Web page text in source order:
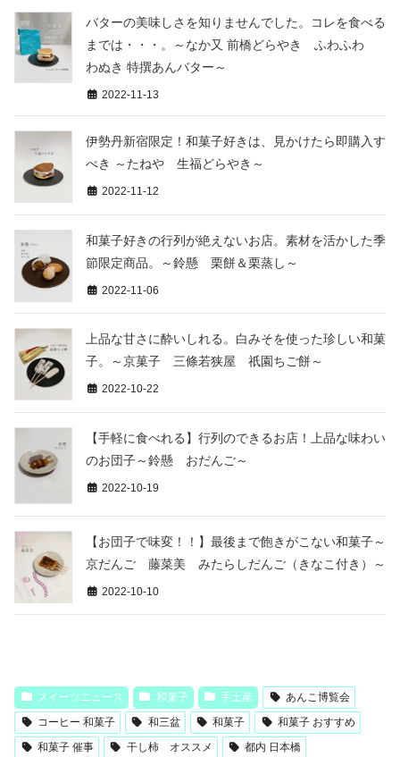
バターの美味しさを知りませんでした。コレを食べる
までは・・・。～なか又 前橋どらやき ふわふわ
わぬき 特撰あんバター～
2022-11-13
伊勢丹新宿限定！和菓子好きは、見かけたら即購入す
べき ～たねや 生福どらやき～
2022-11-12
和菓子好きの行列が絶えないお店。素材を活かした季
節限定商品。～鈴懸 栗餅＆栗蒸し～
2022-11-06
上品な甘さに酔いしれる。白みそを使った珍しい和菓
子。～京菓子 三條若狭屋 祇園ちご餅～
2022-10-22
【手軽に食べれる】行列のできるお店！上品な味わい
のお団子～鈴懸 おだんご～
2022-10-19
【お団子で味変！！】最後まで飽きがこない和菓子～
京だんご 藤菜美 みたらしだんご（きなこ付き）～
2022-10-10
スイーツニュース 和菓子 手土産
あんこ博覧会
コーヒー 和菓子
和三盆 和菓子
和菓子 おすすめ
和菓子 催事
干し柿 オススメ 都内 日本橋